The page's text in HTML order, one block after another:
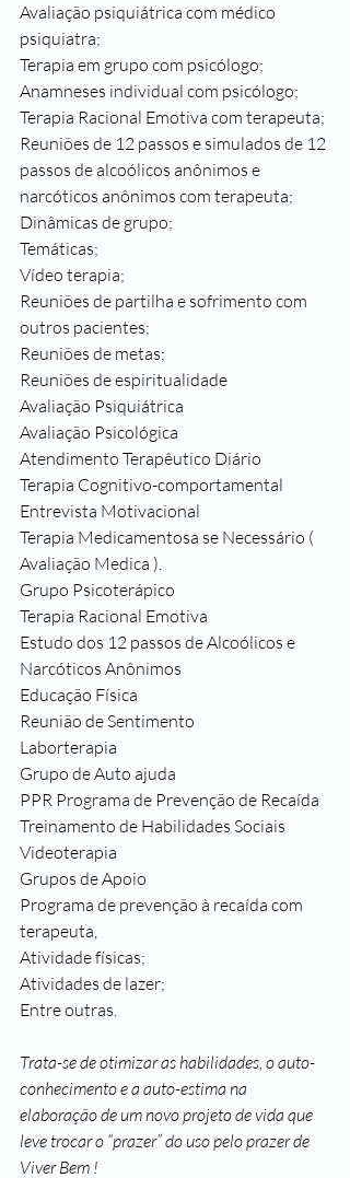
Avaliação psiquiátrica com médico
psiquiatra;
Terapia em grupo com psicólogo;
Anamneses individual com psicólogo;
Terapia Racional Emotiva com terapeuta;
Reuniões de 12 passos e simulados de 12
passos de alcoólicos anônimos e
narcóticos anônimos com terapeuta;
Dinâmicas de grupo;
Temáticas;
Vídeo terapia;
Reuniões de partilha e sofrimento com
outros pacientes;
Reuniões de metas;
Reuniões de espiritualidade
Avaliação Psiquiátrica
Avaliação Psicológica
Atendimento Terapêutico Diário
Terapia Cognitivo-comportamental
Entrevista Motivacional
Terapia Medicamentosa se Necessário (
Avaliação Medica ).
Grupo Psicoterápico
Terapia Racional Emotiva
Estudo dos 12 passos de Alcoólicos e
Narcóticos Anônimos
Educação Física
Reunião de Sentimento
Laborterapia
Grupo de Auto ajuda
PPR Programa de Prevenção de Recaída
Treinamento de Habilidades Sociais
Videoterapia
Grupos de Apoio
Programa de prevenção à recaída com
terapeuta,
Atividade físicas;
Atividades de lazer;
Entre outras.
Trata-se de otimizar as habilidades, o auto-
conhecimento e a auto-estima na
elaboração de um novo projeto de vida que
leve trocar o “prazer” do uso pelo prazer de
Viver Bem !